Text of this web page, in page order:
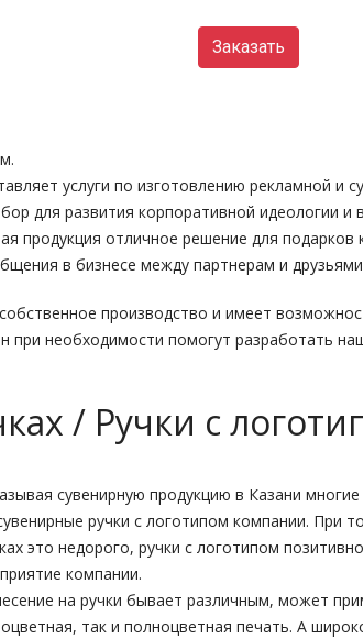
Заказать
услуги по изготовлению рекламной и
для развития корпоративной идеологии и
продукция отличное решение для подарков
в бизнесе между партнерам и
производство и имеет
при необходимости помогут разработать
/ Ручки с
сувенирную продукцию в Казани
ручки с логотипом компании. При
это недорого, ручки с логотипом
компании.
на ручки бывает различным, может
так и полноцветная печать. А